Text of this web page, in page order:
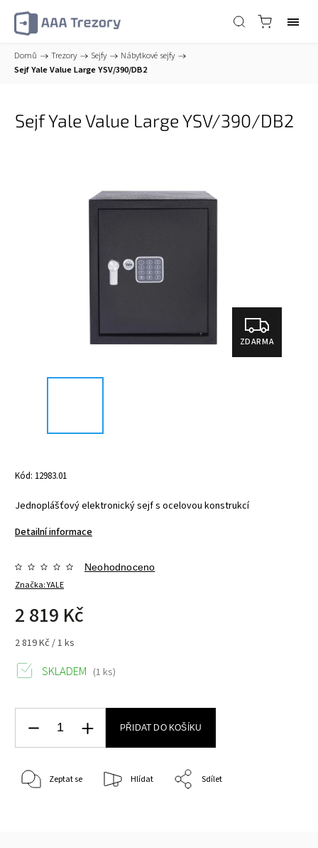
Domů / Trezory / Sejfy / Nábytkové sejfy /
Sejf Yale Value Large YSV/390/DB2
Sejf Yale Value Large YSV/390/DB2
ZDARMA
Kód: 12983.01
Jednoplášťový elektronický sejf s ocelovou konstrukcí
Detailní informace
Značka:YALE
Neohodnoceno
2 819 Kč
2 819 Kč / 1 ks
SKLADEM (1 ks)
PŘIDAT DO KOŠÍKU
Zeptat se Hlídat Sdílet